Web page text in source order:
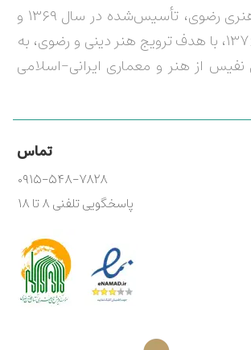
مرکز آفرینش‌های هنری رضوی، تأسیس‌شده در سال ۱۳۶۹ و
ارتقاءیافته در سال ۱۳۷۶، با هدف ترویج هنر دینی و رضوی، به
نفیس از هنر و معماری ایرانی-اسلامی
تماس
۰۹۱۵-۵۴۸-۷۸۲۸
پاسخگویی تلفنی ۸ تا ۱۸